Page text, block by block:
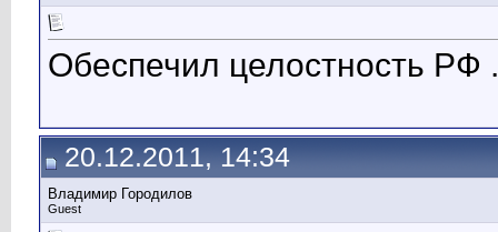
Обеспечил целостность РФ .
20.12.2011, 14:34
Владимир Городилов
Guest